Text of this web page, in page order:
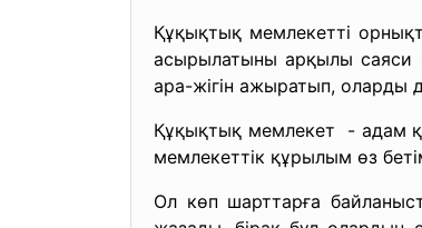
Құқықтық мемлекетті
асырылатыны арқылы саяси
ара-жігін ажыратып, оларды
Құқықтық мемлекет - адам
мемлекеттік құрылым өз
Ол көп шарттарға